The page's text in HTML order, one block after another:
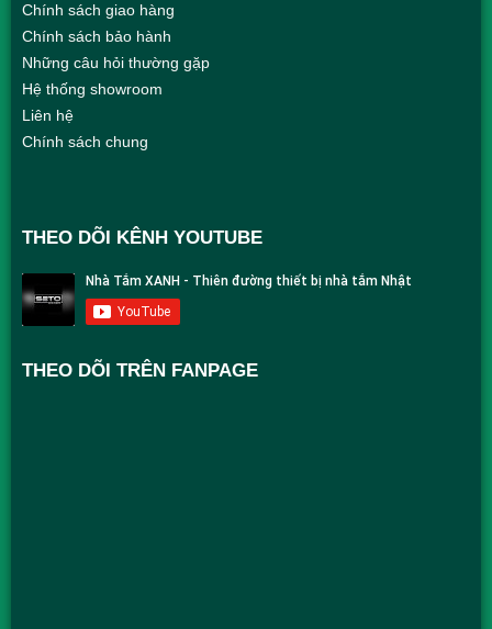
Chính sách giao hàng
Chính sách bảo hành
Những câu hỏi thường gặp
Hệ thống showroom
Liên hệ
Chính sách chung
THEO DÕI KÊNH YOUTUBE
THEO DÕI TRÊN FANPAGE